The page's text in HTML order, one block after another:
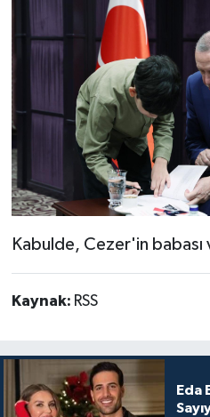
Kabulde, Cezer'in babası
Kaynak: RSS
Eda